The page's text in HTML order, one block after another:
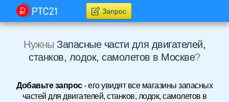
Запрос
Нужны Запасные части для двигателей,
станков, лодок, самолетов в Москве?
Добавьте запрос- его увидят все магазины запасных
частей для двигателей, станков, лодок, самолетов в